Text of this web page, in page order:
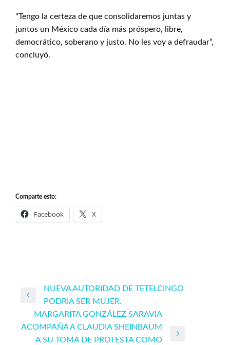
“Tengo la certeza de que consolidaremos juntas y
juntos un México cada día más próspero, libre,
democrático, soberano y justo. No les voy a defraudar”,
concluyó.
Comparte esto:
Facebook X
Navegación
entradas
Entrada
anterior
NUEVA AUTORIDAD DE TETELCINGO
PODRIA SER MUJER.
Entrada
MARGARITA GONZÁLEZ SARAVIA
ACOMPAÑA A CLAUDIA SHEINBAUM
A SU TOMA DE PROTESTA COMO